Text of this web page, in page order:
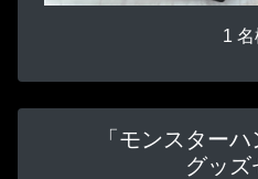
1 名
「モンスター
グッズ